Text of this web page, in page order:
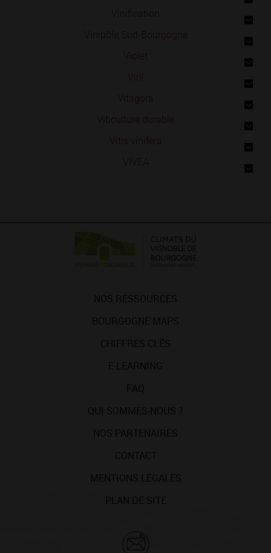
Vinification
Vinipôle Sud-Bourgogne
Violet
Viril
Vitagora
Viticulture durable
Vitis vinifera
VIVEA